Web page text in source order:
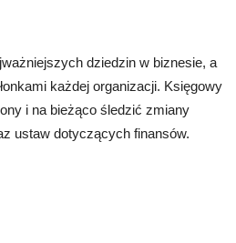
dziedzin w biznesie, a
każdej organizacji. Księgowy
i na bieżąco śledzić zmiany
ustaw dotyczących finansów.